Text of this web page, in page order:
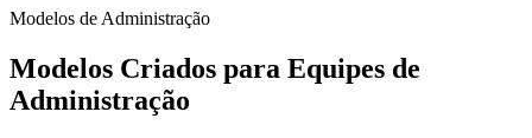
Modelos de Administração
Modelos Criados para Equipes de
Administração